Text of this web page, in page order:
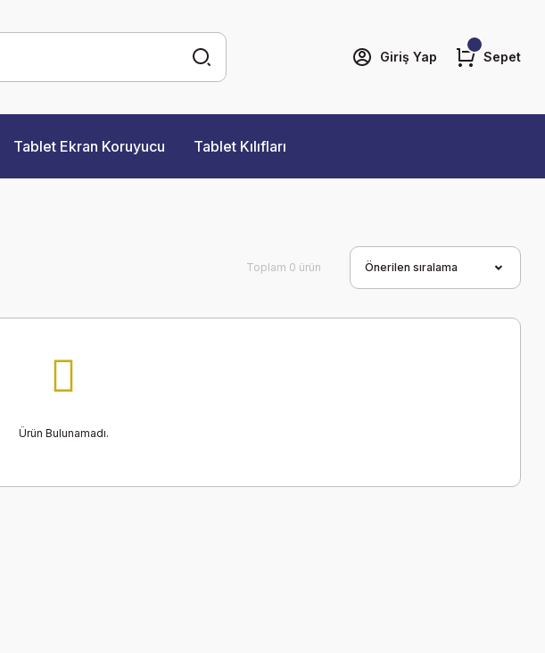
Giriş Yap Sepet
Tablet Ekran Koruyucu Tablet Kılıfları
Toplam 0 ürün
Ürün Bulunamadı.